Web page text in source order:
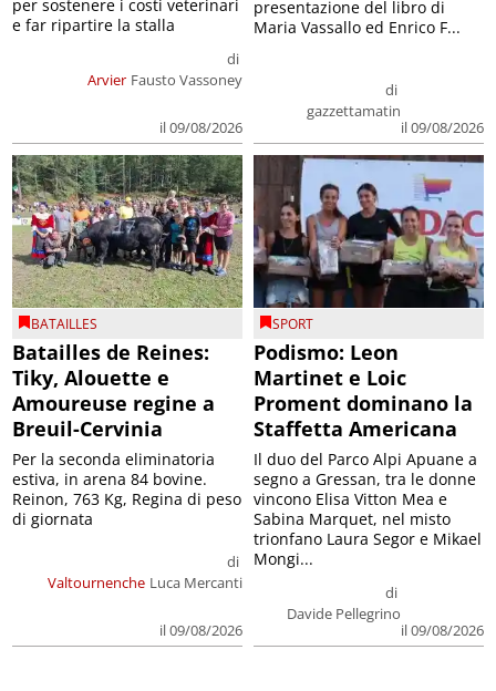
Arvier
di
Fausto Vassoney
il 09/08/2026
per sostenere i costi veterinari
e far ripartire la stalla
di
gazzettamatin
il 09/08/2026
presentazione del libro di
Maria Vassallo ed Enrico F...
BATAILLES
Batailles de Reines:
Tiky, Alouette e
Amoureuse regine a
Breuil-Cervinia
Valtournenche
di
Luca Mercanti
il 09/08/2026
Per la seconda eliminatoria
estiva, in arena 84 bovine.
Reinon, 763 Kg, Regina di peso
di giornata
SPORT
Podismo: Leon
Martinet e Loic
Proment dominano la
Staffetta Americana
di
Davide Pellegrino
il 09/08/2026
Il duo del Parco Alpi Apuane a
segno a Gressan, tra le donne
vincono Elisa Vitton Mea e
Sabina Marquet, nel misto
trionfano Laura Segor e Mikael
Mongi...